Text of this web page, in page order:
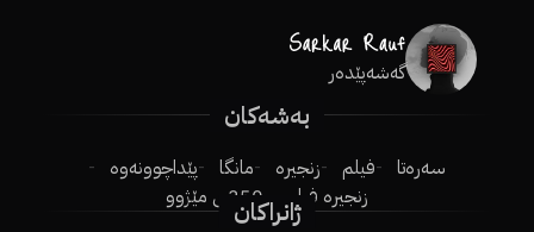
گەشەپێدەر
بەشەکان
سەرەتا فیلم زنجیرە مانگا
پێداچوونەوە
زنجیرە فیلم
250ـی مێژوو
ژانراکان